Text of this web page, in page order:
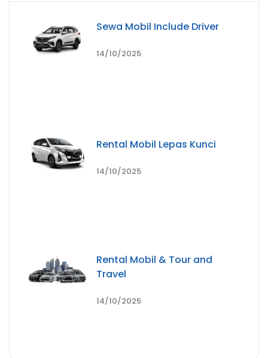
Sewa Mobil Include Driver
14/10/2025
Rental Mobil Lepas Kunci
14/10/2025
Rental Mobil & Tour and
Travel
14/10/2025